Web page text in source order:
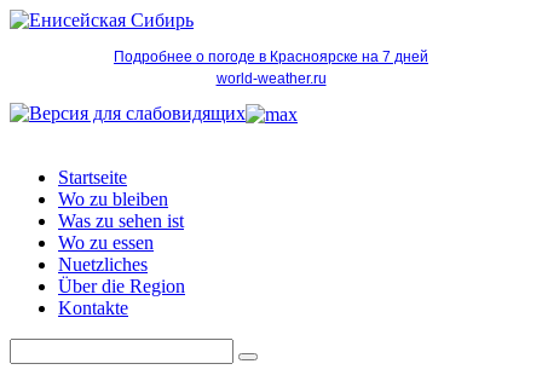
Подробнее о погоде в Красноярске на 7 дней
world-weather.ru
Startseite
Wo zu bleiben
Was zu sehen ist
Wo zu essen
Nuetzliches
Über die Region
Kontakte